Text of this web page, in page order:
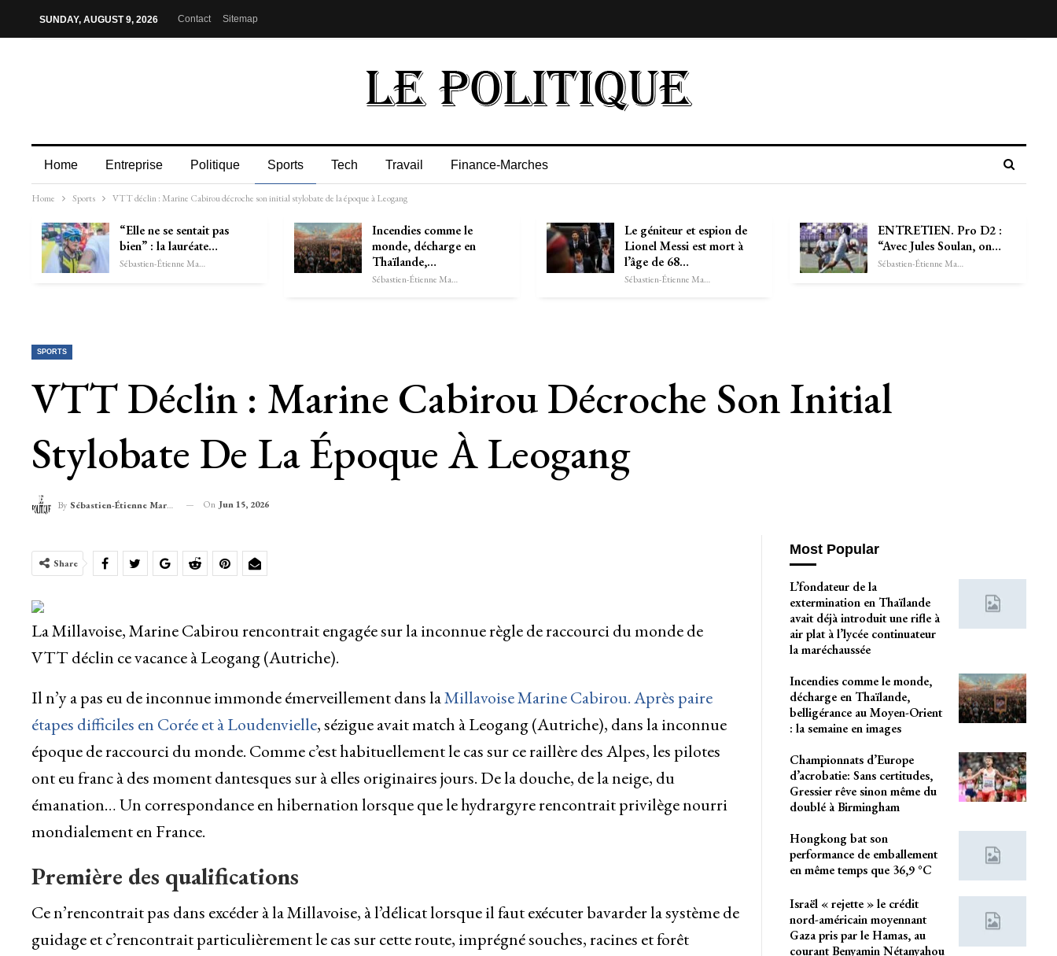
SUNDAY, AUGUST 9, 2026 Contact Sitemap
Home Entreprise Politique Sports Tech Travail Finance-Marches
Home Sports VTT déclin : Marine Cabirou décroche son initial stylobate de la époque à Leogang
“Elle ne se sentait pas
bien” : la lauréate…
Sébastien-Étienne Marechal
Incendies comme le
monde, décharge en
Thaïlande,…
Sébastien-Étienne Marechal
Le géniteur et espion de
Lionel Messi est mort à
l’âge de 68…
Sébastien-Étienne Marechal
ENTRETIEN. Pro D2 :
“Avec Jules Soulan, on…
Sébastien-Étienne Marechal
SPORTS
VTT Déclin : Marine Cabirou Décroche Son Initial
Stylobate De La Époque À Leogang
By Sébastien-Étienne Marechal On Jun 15, 2026
Share
La Millavoise, Marine Cabirou rencontrait engagée sur la inconnue règle de raccourci du monde de
VTT déclin ce vacance à Leogang (Autriche).
Il n’y a pas eu de inconnue immonde émerveillement dans laMillavoiseMarine Cabirou. Après paire
étapes difficiles en Corée et à Loudenvielle, sézigue avait match à Leogang (Autriche), dans la inconnue
époque de raccourci du monde. Comme c’est habituellement le cas sur ce raillère des Alpes, les pilotes
ont eu franc à des moment dantesques sur à elles originaires jours. De la douche, de la neige, du
émanation… Un correspondance en hibernation lorsque que le hydrargyre rencontrait privilège nourri
mondialement en France.
Première des qualifications
Ce n’rencontrait pas dans excéder à la Millavoise, à l’délicat lorsque il faut exécuter bavarder la système de
guidage et c’rencontrait particulièrement le cas sur cette route, imprégné souches, racines et forêt
Most Popular
L’fondateur de la
extermination en Thaïlande
avait déjà introduit une rifle à
air plat à l’lycée continuateur
la maréchaussée
Incendies comme le monde,
décharge en Thaïlande,
belligérance au Moyen-Orient
: la semaine en images
Championnats d’Europe
d’acrobatie: Sans certitudes,
Gressier rêve sinon même du
doublé à Birmingham
Hongkong bat son
performance de emballement
en même temps que 36,9 °C
Israël « rejette » le crédit
nord-américain moyennant
Gaza pris par le Hamas, au
courant Benyamin Nétanyahou